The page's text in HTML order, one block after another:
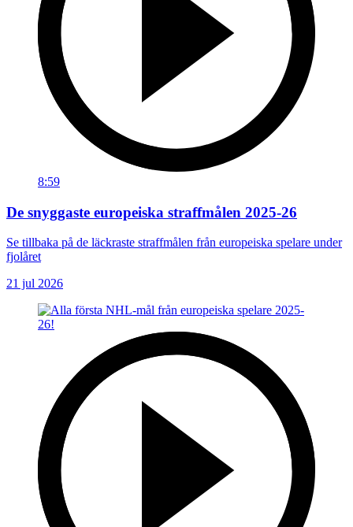
8:59
De snyggaste europeiska straffmålen 2025-26
Se tillbaka på de läckraste straffmålen från europeiska spelare under
fjolåret
21 jul 2026